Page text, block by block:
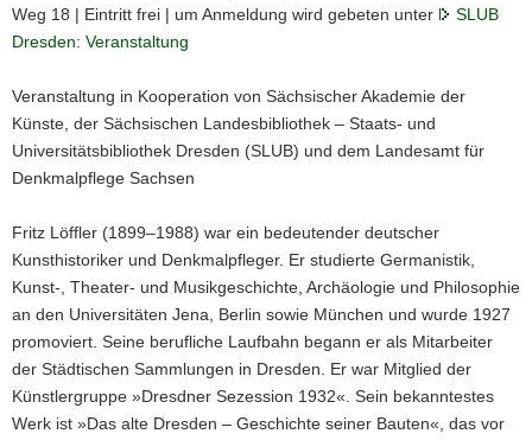
Weg 18 | Eintritt frei | um Anmeldung wird gebeten unter
SLUB
Dresden: Veranstaltung
Veranstaltung in Kooperation von Sächsischer Akademie der
Künste, der Sächsischen Landesbibliothek – Staats- und
Universitätsbibliothek Dresden (SLUB) und dem Landesamt für
Denkmalpflege Sachsen
Fritz Löffler (1899–1988) war ein bedeutender deutscher
Kunsthistoriker und Denkmalpfleger. Er studierte Germanistik,
Kunst-, Theater- und Musikgeschichte, Archäologie und Philosophie
an den Universitäten Jena, Berlin sowie München und wurde 1927
promoviert. Seine berufliche Laufbahn begann er als Mitarbeiter
der Städtischen Sammlungen in Dresden. Er war Mitglied der
Künstlergruppe »Dresdner Sezession 1932«. Sein bekanntestes
Werk ist »Das alte Dresden – Geschichte seiner Bauten«, das vor